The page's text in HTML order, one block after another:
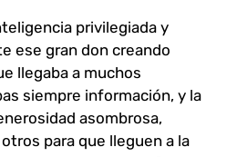
privilegiada y
ese gran don creando
llegaba a muchos
siempre información, y la
asombrosa,
para que lleguen a la